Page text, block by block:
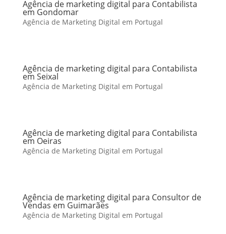
Agência de marketing digital para Contabilista
em Gondomar
Agência de Marketing Digital em Portugal
Agência de marketing digital para Contabilista
em Seixal
Agência de Marketing Digital em Portugal
Agência de marketing digital para Contabilista
em Oeiras
Agência de Marketing Digital em Portugal
Agência de marketing digital para Consultor de
Vendas em Guimarães
Agência de Marketing Digital em Portugal